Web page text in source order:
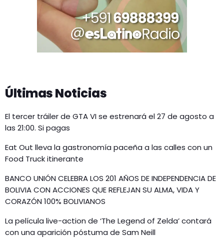
Últimas Noticias
El tercer tráiler de GTA VI se estrenará el 27 de agosto a
las 21:00. Si pagas
Eat Out lleva la gastronomía paceña a las calles con un
Food Truck itinerante
BANCO UNIÓN CELEBRA LOS 201 AÑOS DE INDEPENDENCIA DE
BOLIVIA CON ACCIONES QUE REFLEJAN SU ALMA, VIDA Y
CORAZÓN 100% BOLIVIANOS
La película live-action de ‘The Legend of Zelda’ contará
con una aparición póstuma de Sam Neill